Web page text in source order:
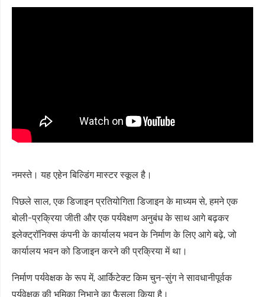
नमस्ते। यह एहेन बिल्डिंग मास्टर स्कूल है।
पिछले साल, एक डिजाइन प्रतियोगिता डिजाइन के माध्यम से, हमने एक
बोली-प्रक्रिया जीती और एक पर्यवेक्षण अनुबंध के साथ आगे बढ़कर
इलेक्ट्रॉनिक्स कंपनी के कार्यालय भवन के निर्माण के लिए आगे बढ़े, जो
कार्यालय भवन को डिजाइन करने की प्रक्रिया में था।
निर्माण पर्यवेक्षक के रूप में, आर्किटेक्ट किम चुन-सुंग ने सावधानीपूर्वक
पर्यवेक्षक की भूमिका निभाने का फैसला किया है।